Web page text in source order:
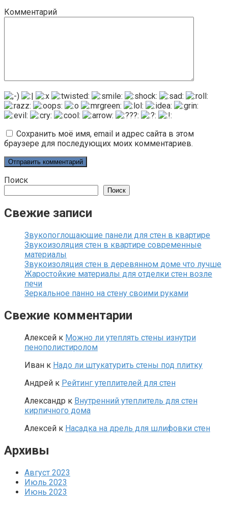
Комментарий
Сохранить моё имя, email и адрес сайта в этом
браузере для последующих моих комментариев.
Поиск
Поиск
Свежие записи
Звукопоглощающие панели для стен в квартире
Звукоизоляция стен в квартире современные
материалы
Звукоизоляция стен в деревянном доме что лучше
Жаростойкие материалы для отделки стен возле
печи
Зеркальное панно на стену своими руками
Свежие комментарии
Алексей к Можно ли утеплять стены изнутри
пенополистиролом
Иван к Надо ли штукатурить стены под плитку
Андрей к Рейтинг утеплителей для стен
Александр к Внутренний утеплитель для стен
кирпичного дома
Алексей к Насадка на дрель для шлифовки стен
Архивы
Август 2023
Июль 2023
Июнь 2023